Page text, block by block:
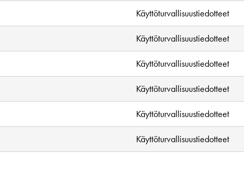
Käyttöturvallisuustiedotteet
Käyttöturvallisuustiedotteet
Käyttöturvallisuustiedotteet
Käyttöturvallisuustiedotteet
Käyttöturvallisuustiedotteet
Käyttöturvallisuustiedotteet